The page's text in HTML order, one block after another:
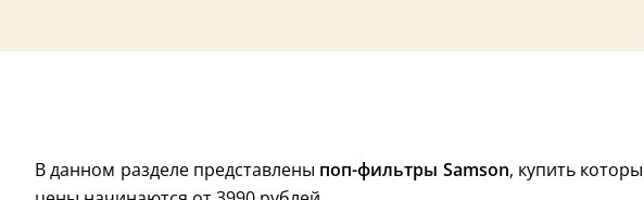
В данном разделе представлены поп-фильтры Samson, купить